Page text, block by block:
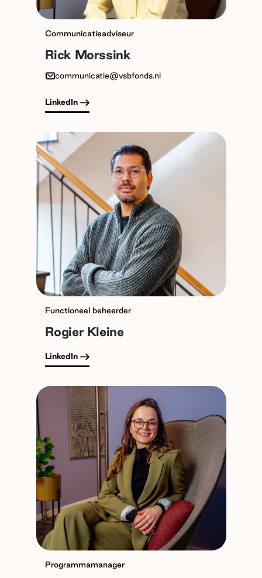
Communicatieadviseur
Rick Morssink
communicatie@vsbfonds.nl
LinkedIn
Functioneel beheerder
Rogier Kleine
LinkedIn
Programmamanager